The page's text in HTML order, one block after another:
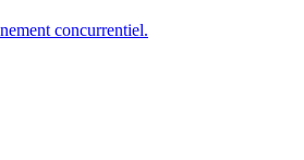
concurrentiel.